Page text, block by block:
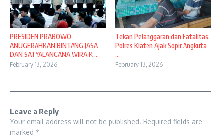
PRESIDEN PRABOWO
ANUGERAHKAN BINTANG JASA
DAN SATYALANCANA WIRA K ...
February 13, 2026
Tekan Pelanggaran dan Fatalitas,
Polres Klaten Ajak Sopir Angkuta
...
February 13, 2026
Leave a Reply
Your email address will not be published. Required fields are
marked *